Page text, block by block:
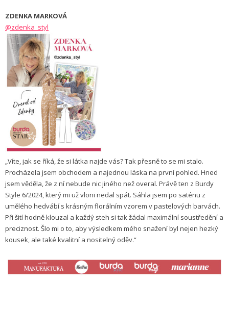
ZDENKA MARKOVÁ
@zdenka_styl
„Víte, jak se říká, že si látka najde vás? Tak přesně to se mi stalo.
Procházela jsem obchodem a najednou láska na první pohled. Hned
jsem věděla, že z ní nebude nic jiného než overal. Právě ten z Burdy
Style 6/2024, který mi už vloni nedal spát. Sáhla jsem po saténu z
umělého hedvábí s krásným florálním vzorem v pastelových barvách.
Při šití hodně klouzal a každý steh si tak žádal maximální soustředění a
preciznost. Šlo mi o to, aby výsledkem mého snažení byl nejen hezký
kousek, ale také kvalitní a nositelný oděv.“